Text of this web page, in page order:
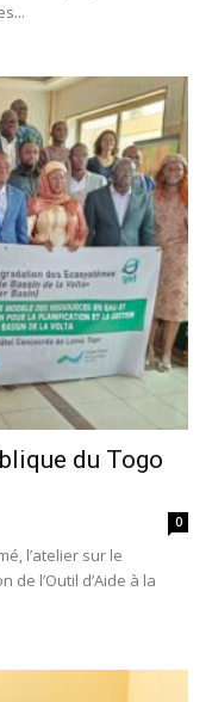
du Togo
0
l’atelier sur le
l’Outil d’Aide à la